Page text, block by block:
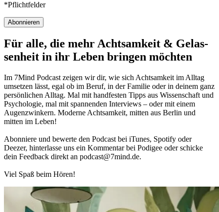
*Pflichtfelder
Abonnieren
Für alle, die mehr Acht­sam­keit & Gelas­
sen­heit in ihr Leben brin­gen möch­ten
Im 7Mind Pod­cast zeigen wir dir, wie sich Acht­sam­keit im Alltag
umset­zen lässt, egal ob im Beruf, in der Fami­lie oder in deinem ganz
per­sön­li­chen Alltag. Mal mit hand­fes­ten Tipps aus Wis­sen­schaft und
Psy­cho­lo­gie, mal mit spannenden Interviews – oder mit einem
Augen­zwin­kern. Moderne Acht­sam­keit, mitten aus Berlin und
mitten im Leben!
Abon­niere und bewerte den Pod­cast bei iTunes, Spo­tify oder
Deezer, hin­ter­lasse uns ein Kom­men­tar bei Podigee oder schi­cke
dein Feed­back direkt an podcast@​7​mind.​de.
Viel Spaß beim Hören!